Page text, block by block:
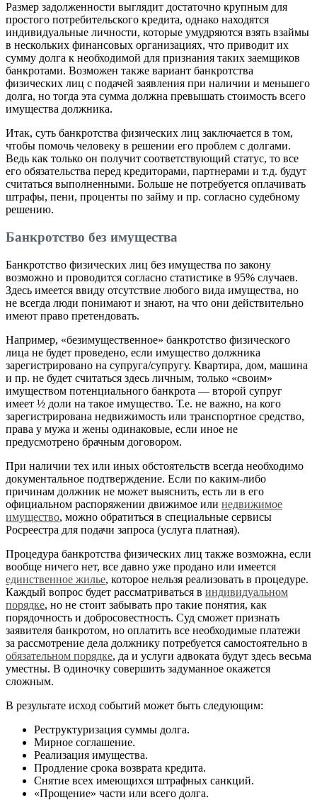
Размер задолженности выглядит достаточно крупным для
простого потребительского кредита, однако находятся
индивидуальные личности, которые умудряются взять взаймы
в нескольких финансовых организациях, что приводит их
сумму долга к необходимой для признания таких заемщиков
банкротами. Возможен также вариант банкротства
физических лиц с подачей заявления при наличии и меньшего
долга, но тогда эта сумма должна превышать стоимость всего
имущества должника.
Итак, суть банкротства физических лиц заключается в том,
чтобы помочь человеку в решении его проблем с долгами.
Ведь как только он получит соответствующий статус, то все
его обязательства перед кредиторами, партнерами и т.д. будут
считаться выполненными. Больше не потребуется оплачивать
штрафы, пени, проценты по займу и пр. согласно судебному
решению.
Банкротство без имущества
Банкротство физических лиц без имущества по закону
возможно и проводится согласно статистике в 95% случаев.
Здесь имеется ввиду отсутствие любого вида имущества, но
не всегда люди понимают и знают, на что они действительно
имеют право претендовать.
Например, «безимущественное» банкротство физического
лица не будет проведено, если имущество должника
зарегистрировано на супруга/супругу. Квартира, дом, машина
и пр. не будет считаться здесь личным, только «своим»
имуществом потенциального банкрота — второй супруг
имеет ½ доли на такое имущество. Т.е. не важно, на кого
зарегистрирована недвижимость или транспортное средство,
права у мужа и жены одинаковые, если иное не
предусмотрено брачным договором.
При наличии тех или иных обстоятельств всегда необходимо
документальное подтверждение. Если по каким-либо
причинам должник не может выяснить, есть ли в его
официальном распоряжении движимое или недвижимое
имущество, можно обратиться в специальные сервисы
Росреестра для подачи запроса (услуга платная).
Процедура банкротства физических лиц также возможна, если
вообще ничего нет, все давно уже продано или имеется
единственное жилье, которое нельзя реализовать в процедуре.
Каждый вопрос будет рассматриваться в индивидуальном
порядке, но не стоит забывать про такие понятия, как
порядочность и добросовестность. Суд сможет признать
заявителя банкротом, но оплатить все необходимые платежи
за рассмотрение дела должнику потребуется самостоятельно в
обязательном порядке, да и услуги адвоката будут здесь весьма
уместны. В одиночку совершить задуманное окажется
сложным.
В результате исход событий может быть следующим:
Реструктуризация суммы долга.
Мирное соглашение.
Реализация имущества.
Продление срока возврата кредита.
Снятие всех имеющихся штрафных санкций.
«Прощение» части или всего долга.